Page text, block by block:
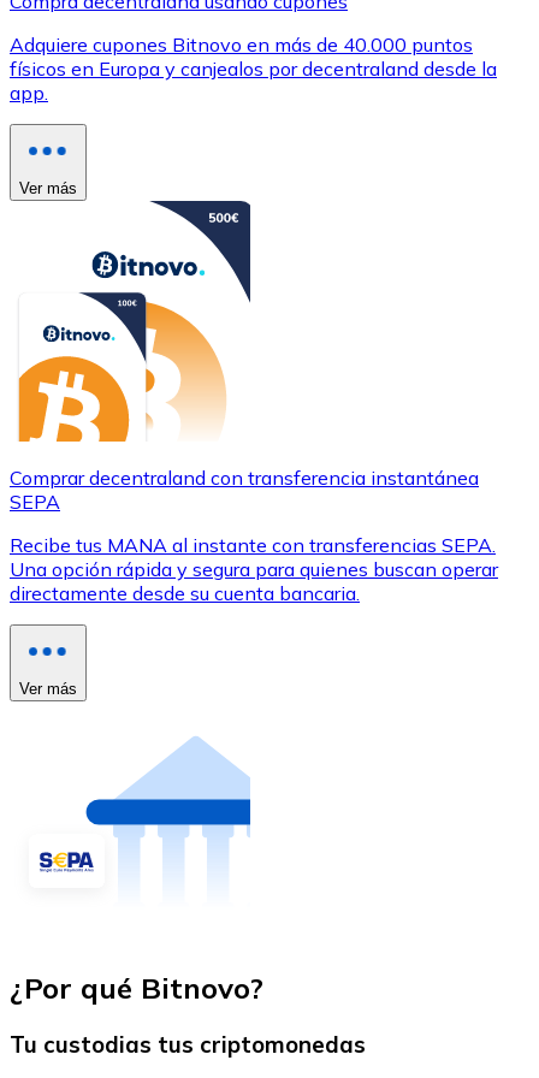
Adquiere cupones Bitnovo en más de 40.000 puntos
físicos en Europa y canjealos por decentraland desde la
app.
Ver más
Comprar decentraland con transferencia instantánea
SEPA
Recibe tus MANA al instante con transferencias SEPA.
Una opción rápida y segura para quienes buscan operar
directamente desde su cuenta bancaria.
Ver más
¿Por qué Bitnovo?
Tu custodias tus criptomonedas